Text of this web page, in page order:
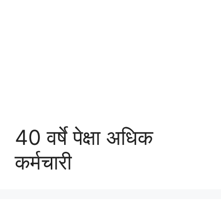
40 वर्षे पेक्षा अधिक
कर्मचारी